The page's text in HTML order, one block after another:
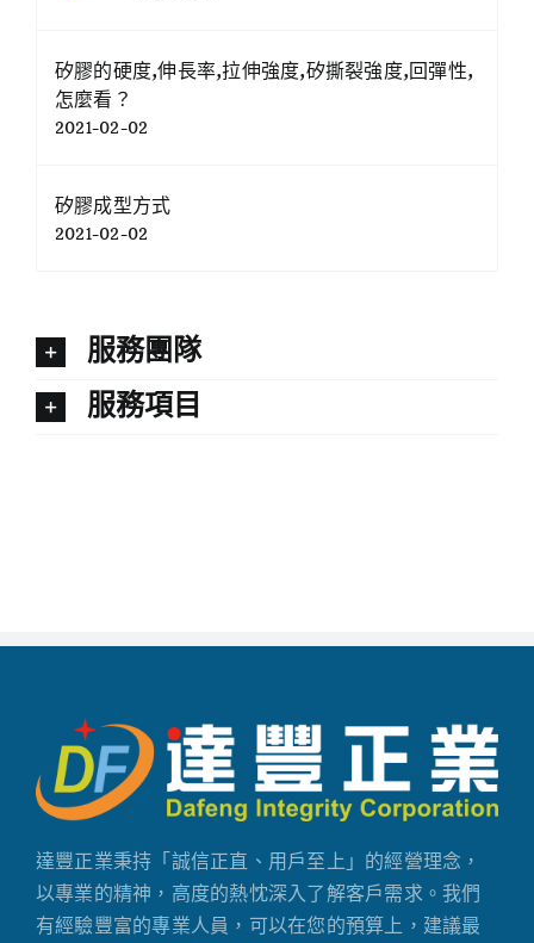
矽膠的硬度,伸長率,拉伸強度,矽撕裂強度,回彈性,
怎麼看？
2021-02-02
矽膠成型方式
2021-02-02
服務團隊
服務項目
達豐正業秉持「誠信正直、用戶至上」的經營理念，
以專業的精神，高度的熱忱深入了解客戶需求。我們
有經驗豐富的專業人員，可以在您的預算上，建議最